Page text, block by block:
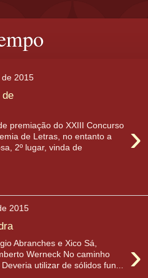
2015
de
›
premiação do XXIII Concurso
de Letras, no entanto a
2º lugar, vinda de
2015
›
Abranches e Xico Sá,
Werneck No caminho
utilizar de sólidos fun...